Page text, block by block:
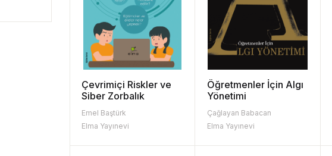
Çevrimiçi Riskler ve
Siber Zorbalık
Emel Baştürk
Elma Yayınevi
Öğretmenler İçin Algı
Yönetimi
Çağlayan Babacan
Elma Yayınevi